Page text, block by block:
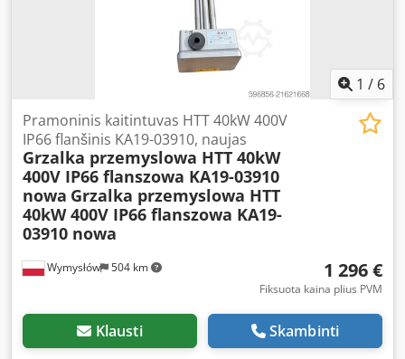
1 / 6
Wymysłów 504 km
Pramoninis kaitintuvas HTT 40kW 400V
IP66 flanšinis KA19-03910, naujas
Grzalka przemyslowa HTT 40kW
400V IP66 flanszowa KA19-03910
nowa Grzalka przemyslowa HTT
40kW 400V IP66 flanszowa KA19-
03910 nowa
1 296 €
Fiksuota kaina plius PVM
Klausti Skambinti